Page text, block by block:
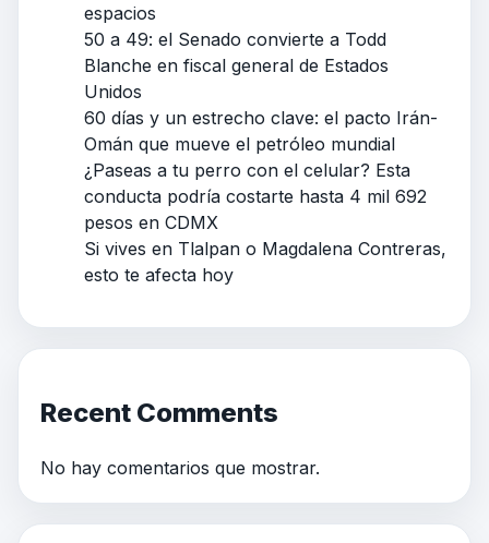
espacios
50 a 49: el Senado convierte a Todd
Blanche en fiscal general de Estados
Unidos
60 días y un estrecho clave: el pacto Irán-
Omán que mueve el petróleo mundial
¿Paseas a tu perro con el celular? Esta
conducta podría costarte hasta 4 mil 692
pesos en CDMX
Si vives en Tlalpan o Magdalena Contreras,
esto te afecta hoy
Recent Comments
No hay comentarios que mostrar.